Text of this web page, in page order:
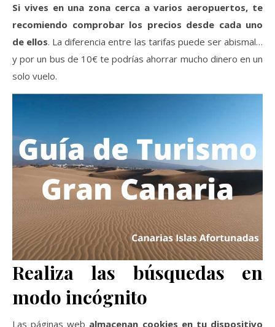
Si vives en una zona cerca a varios aeropuertos, te
recomiendo comprobar los precios desde cada uno
de ellos. La diferencia entre las tarifas puede ser abismal…
y por un bus de 10€ te podrías ahorrar mucho dinero en un
solo vuelo.
Realiza las búsquedas en
modo incógnito
Las páginas web almacenan cookies en tu dispositivo